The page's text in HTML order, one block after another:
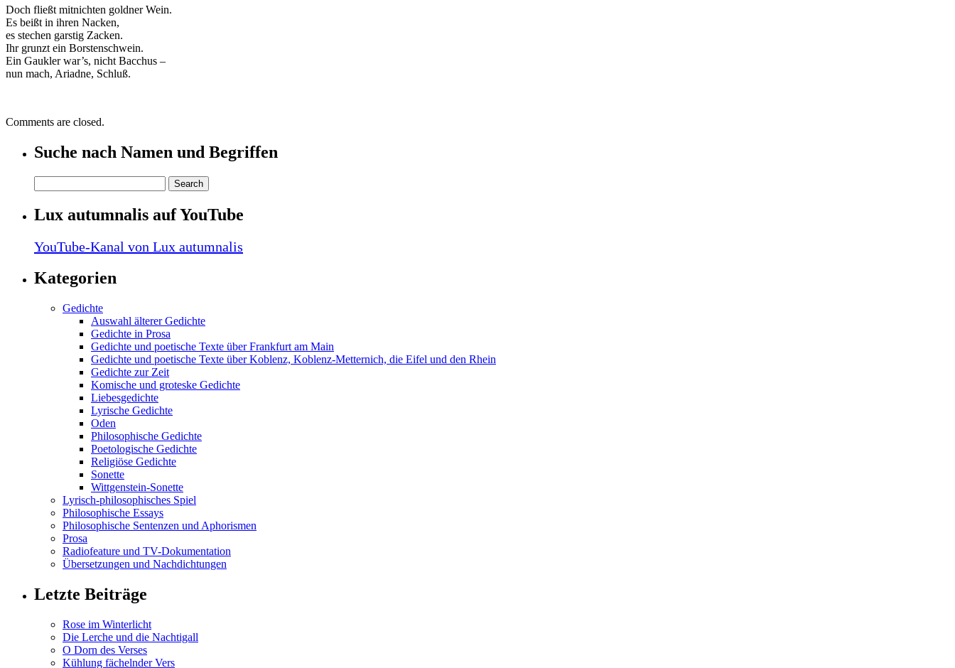
Doch fließt mitnichten goldner Wein.
Es beißt in ihren Nacken,
es stechen garstig Zacken.
Ihr grunzt ein Borstenschwein.
Ein Gaukler war’s, nicht Bacchus –
nun mach, Ariadne, Schluß.
Comments are closed.
Suche nach Namen und Begriffen
Lux autumnalis auf YouTube
YouTube-Kanal von Lux autumnalis
Kategorien
Gedichte
Auswahl älterer Gedichte
Gedichte in Prosa
Gedichte und poetische Texte über Frankfurt am Main
Gedichte und poetische Texte über Koblenz, Koblenz-Metternich, die Eifel und den Rhein
Gedichte zur Zeit
Komische und groteske Gedichte
Liebesgedichte
Lyrische Gedichte
Oden
Philosophische Gedichte
Poetologische Gedichte
Religiöse Gedichte
Sonette
Wittgenstein-Sonette
Lyrisch-philosophisches Spiel
Philosophische Essays
Philosophische Sentenzen und Aphorismen
Prosa
Radiofeature und TV-Dokumentation
Übersetzungen und Nachdichtungen
Letzte Beiträge
Rose im Winterlicht
Die Lerche und die Nachtigall
O Dorn des Verses
Kühlung fächelnder Vers